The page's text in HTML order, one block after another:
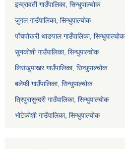
इन्द्रावती गाउँपालिका, सिन्धुपाल्चोक
जुगल गाउँपालिका, सिन्धुपाल्चोक
पाँचपोखरी थाङपाल गाउँपालिका, सिन्धुपाल्चोक
सुनकोशी गाउँपालिका, सिन्धुपाल्चोक
लिसंखुपाखर गाउँपालिका, सिन्धुपाल्चोक
बलेफी गाउँपालिका, सिन्धुपाल्चोक
त्रिपुरासुन्दरी गाउँपालिका, सिन्धुपाल्चोक
भोटेकोशी गाउँपालिका, सिन्धुपाल्चोक